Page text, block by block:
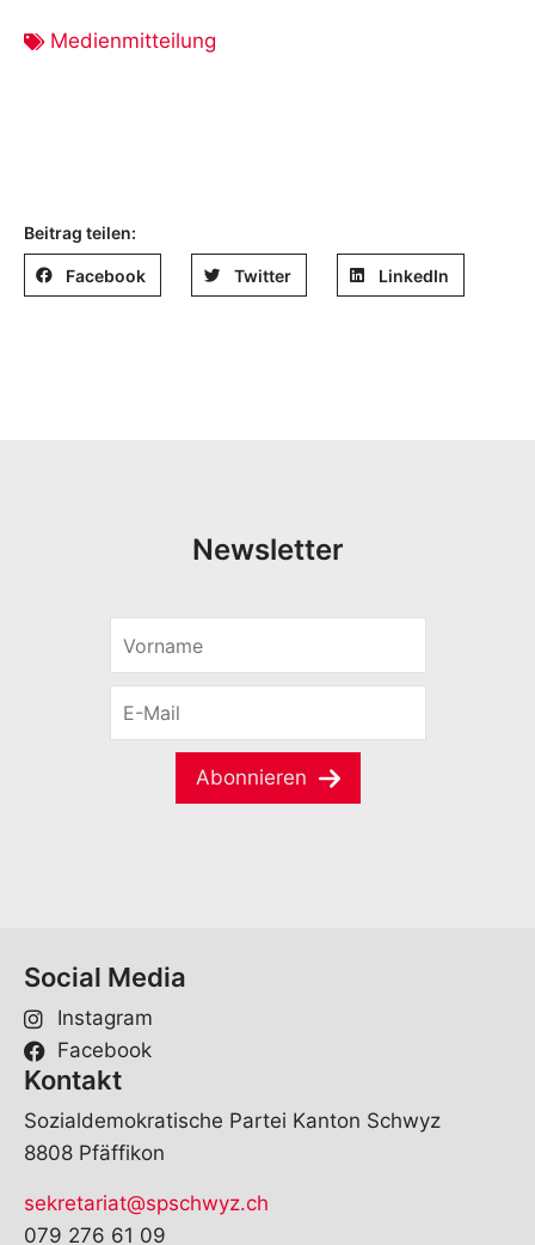
Medienmitteilung
Beitrag teilen:
Facebook Twitter LinkedIn
Newsletter
r
M
Abonnieren
Social Media
Instagram
Facebook
Kontakt
Sozialdemokratische Partei Kanton Schwyz
8808 Pfäffikon
sekretariat@spschwyz.ch
079 276 61 09